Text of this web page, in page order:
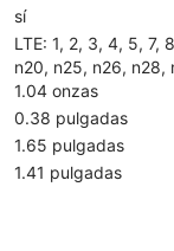
sí
LTE: 1, 2, 3, 4, 5, 7,
n20, n25, n26, n28,
1.04 onzas
0.38 pulgadas
1.65 pulgadas
1.41 pulgadas